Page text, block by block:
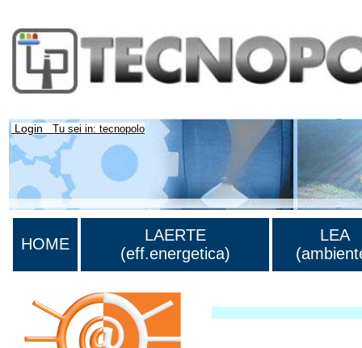
Login Tu sei in: tecnopolo
HOME
LAERTE
(eff.energetica)
LEA